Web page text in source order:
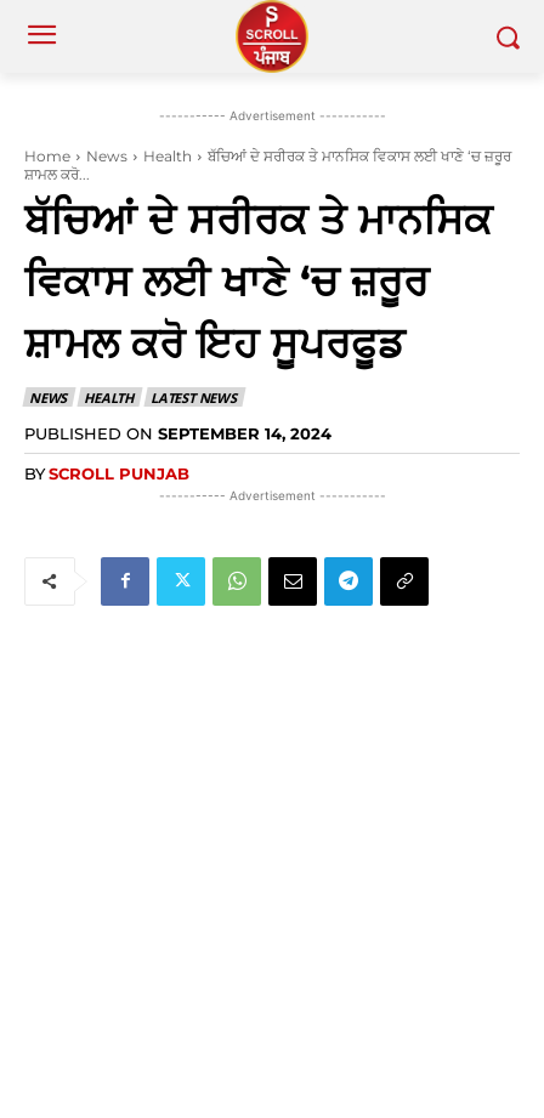
----------- Advertisement -----------
Home News Health
ਬੱਚਿਆਂ ਦੇ ਸਰੀਰਕ ਤੇ ਮਾਨਸਿਕ ਵਿਕਾਸ ਲਈ ਖਾਣੇ ‘ਚ ਜ਼ਰੂਰ
ਸ਼ਾਮਲ ਕਰੋ...
ਬੱਚਿਆਂ ਦੇ ਸਰੀਰਕ ਤੇ ਮਾਨਸਿਕ
ਵਿਕਾਸ ਲਈ ਖਾਣੇ ‘ਚ ਜ਼ਰੂਰ
ਸ਼ਾਮਲ ਕਰੋ ਇਹ ਸੂਪਰਫੂਡ
NEWS HEALTH LATEST NEWS
PUBLISHED ON SEPTEMBER 14, 2024
BYSCROLL PUNJAB
----------- Advertisement -----------